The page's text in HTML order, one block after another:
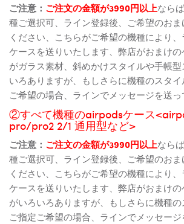
ご注意： ご注文の金額が3990円以上なら
種ご選択可、ライン登録後、ご希望のお
ください、こちらがご希望の機種により
ケースを送りいたします、弊店がおまけ
がガラス素材、斜めかけスタイルや手帳
いろありますが、もしさらに機種のスタ
ご希望の場合、ラインでメッセージを送
②すべて機種のairpodsケース
pro/pro2 2/1 通用型など>
ご注意： ご注文の金額が3990円以上なら
種ご選択可、ライン登録後、ご希望のお
ください、こちらがご希望の機種により
ケースを送りいたします、弊店がおまけ
がいろいろありますが、もしさらに機種
ご指定ご希望の場合、ラインでメッセー